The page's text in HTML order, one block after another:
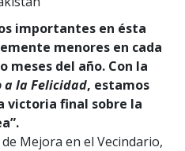
importantes en ésta
menores en cada
meses del año. Con la
a la Felicidad, estamos
victoria final sobre la
Mejora en el Vecindario,